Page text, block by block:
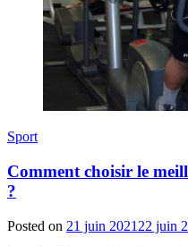
Sport
Comment choisir le
?
Posted on 21 juin 2021 22 juin